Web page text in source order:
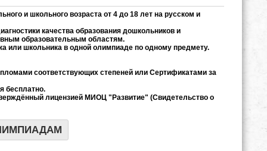
и школьного возраста от 4 до 18 лет на русском и
качества образования дошкольников и
образовательным областям.
или школьника в одной олимпиаде по одному предмету.
соответствующих степеней или Сертификатами за
бесплатно.
лицензией МИОЦ "Развитие" (Свидетельство о